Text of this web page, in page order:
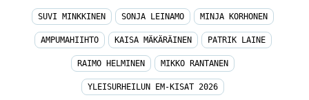
SUVI MINKKINEN SONJA LEINAMO MINJA KORHONEN
AMPUMAHIIHTO KAISA MÄKÄRÄINEN PATRIK LAINE
RAIMO HELMINEN MIKKO RANTANEN
YLEISURHEILUN EM-KISAT 2026